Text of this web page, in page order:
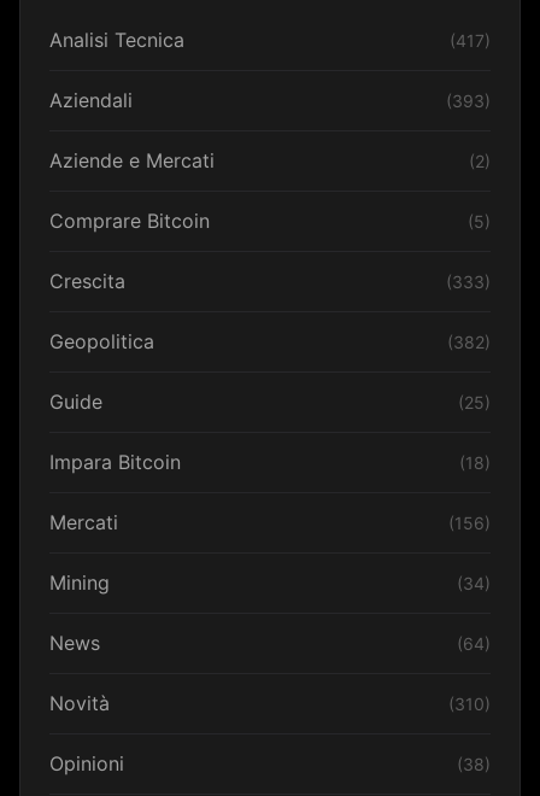
Analisi Tecnica (417)
Aziendali (393)
Aziende e Mercati (2)
Comprare Bitcoin (5)
Crescita (333)
Geopolitica (382)
Guide (25)
Impara Bitcoin (18)
Mercati (156)
Mining (34)
News (64)
Novità (310)
Opinioni (38)